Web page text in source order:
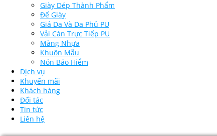
Giày Dép Thành Phẩm
Đế Giày
Giả Da Và Da Phủ PU
Vải Cán Trực Tiếp PU
Màng Nhựa
Khuôn Mẫu
Nón Bảo Hiểm
Dịch vụ
Khuyến mãi
Khách hàng
Đối tác
Tin tức
Liên hệ